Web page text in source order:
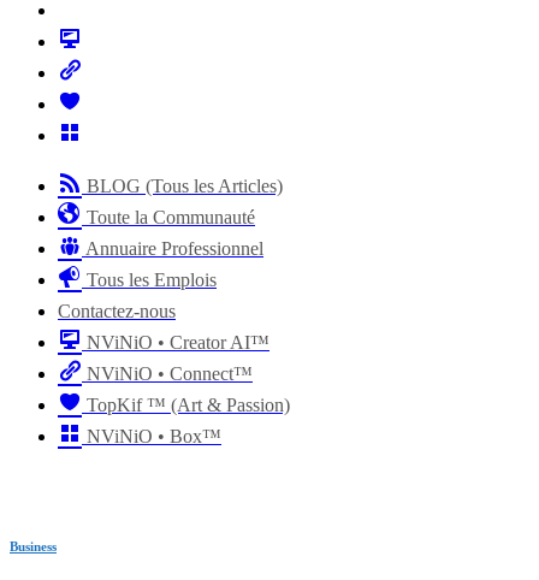
BLOG (Tous les Articles)
Toute la Communauté
Annuaire Professionnel
Tous les Emplois
Contactez-nous
NViNiO • Creator AI™
NViNiO • Connect™
TopKif ™ (Art & Passion)
NViNiO • Box™
Business